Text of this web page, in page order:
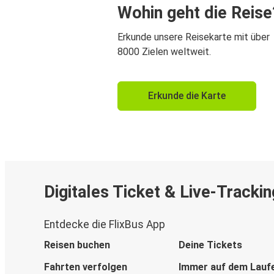
Wohin geht die
Erkunde unsere Reisekarte mit über
8000 Zielen weltweit.
Erkunde die Karte
Digitales Ticket & Live-
Entdecke die FlixBus App
Reisen buchen
Deine Tickets
Fahrten verfolgen
Immer auf dem